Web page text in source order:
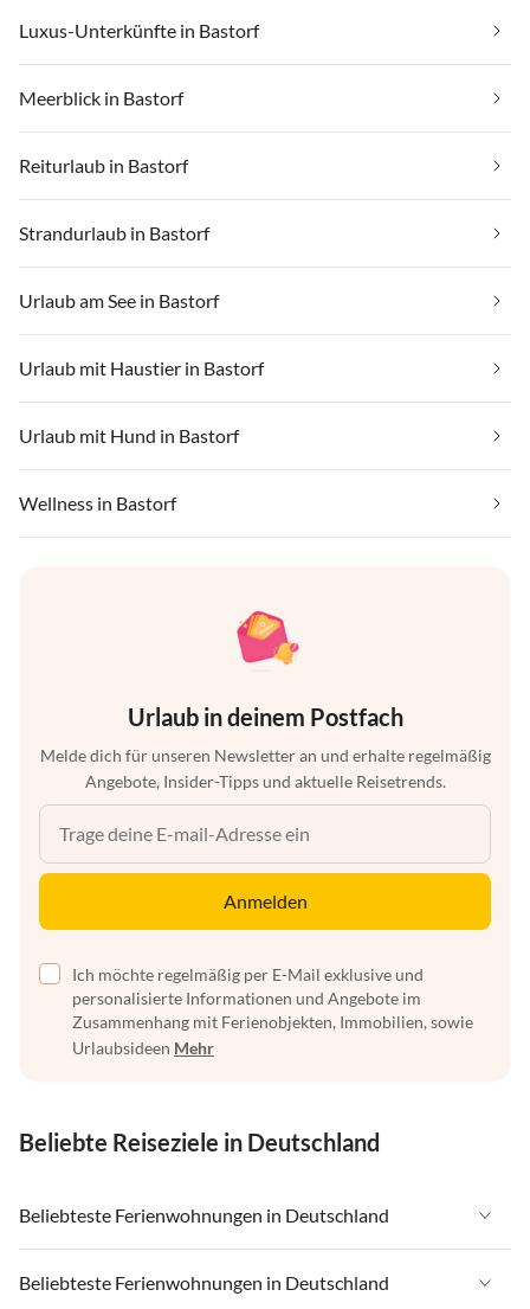
Luxus-Unterkünfte in Bastorf
Meerblick in Bastorf
Reiturlaub in Bastorf
Strandurlaub in Bastorf
Urlaub am See in Bastorf
Urlaub mit Haustier in Bastorf
Urlaub mit Hund in Bastorf
Wellness in Bastorf
Urlaub in deinem Postfach
Melde dich für unseren Newsletter an und erhalte regelmäßig
Angebote, Insider-Tipps und aktuelle Reisetrends.
Anmelden
Ich möchte regelmäßig per E-Mail exklusive und
personalisierte Informationen und Angebote im
Zusammenhang mit Ferienobjekten, Immobilien, sowie
Urlaubsideen Mehr
Beliebte Reiseziele in Deutschland
Beliebteste Ferienwohnungen in Deutschland
Ferienwohnungen in Deutschland
Beliebteste Ferienwohnungen in Deutschland